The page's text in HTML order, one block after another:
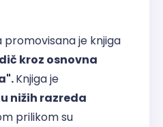
promovisana je knjiga
kroz osnovna
Knjiga je
nižih razreda
prilikom su